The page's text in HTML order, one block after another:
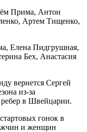
Прима, Антон
Артем Тищенко,
Елена Пидгрушная,
Бех, Анастасия
вернется Сергей
из-за
ребер в Швейцарии.
гонок в
и женщин